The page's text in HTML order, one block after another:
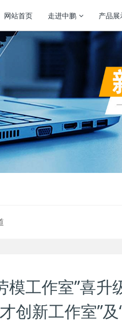
网站首页 走进中鹏 产品展
模工作室”喜
创新工作室”